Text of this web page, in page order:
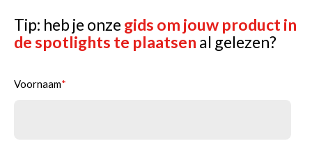
Tip: heb je onze gids om jouw product in
de spotlights te plaatsen al gelezen?
Voornaam*